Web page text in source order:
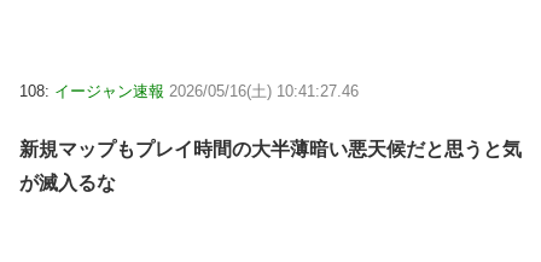
108: イージャン速報 2026/05/16(土) 10:41:27.46
新規マップもプレイ時間の大半薄暗い悪天候だと思うと気
が滅入るな